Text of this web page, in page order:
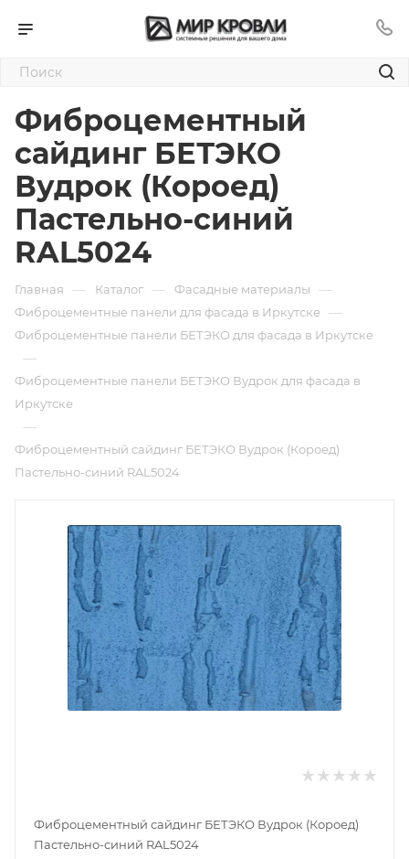
Фиброцементный
сайдинг БЕТЭКО
Вудрок (Короед)
Пастельно-синий
RAL5024
Главная — Каталог — Фасадные материалы —
Фиброцементные панели для фасада в Иркутске —
Фиброцементные панели БЕТЭКО для фасада в Иркутске
—
Фиброцементные панели БЕТЭКО Вудрок для фасада в
Иркутске
—
Фиброцементный сайдинг БЕТЭКО Вудрок (Короед)
Пастельно-синий RAL5024
Фиброцементный сайдинг БЕТЭКО Вудрок (Короед)
Пастельно-синий RAL5024